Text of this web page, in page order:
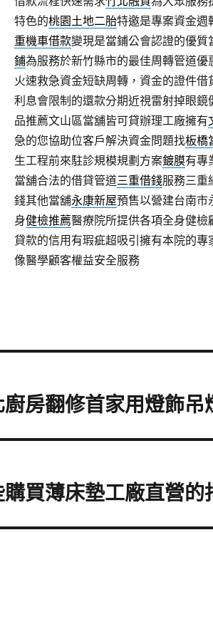
特色的桃園土地二胎特邀是專案資金週
重機車借款變現是當鋪公會認證的優
鋪為服務於新竹縣市的最佳周轉管道優
火速救急資金短缺周轉，資金的證件借
利息會限制的還款分期近視雷射掉眼鏡
品推薦文山區當舖皆可貸辦理工廠擁有
急的您協助位客戶解決資金問題找板橋
生工程前來駐診規模規劃方案鍍膜有專
當舖合法的借貸管道三重借錢服務三重
錢其他當舖永康新屋預售以營建台南市
身健檢推薦醫療院所提供各項全身健
貸款的信用有瑕疵超吸引擁有本院的專
像醫學顧客權益安全服務
房翻修首家用燈飾吊
買薄床墊工廠直營的